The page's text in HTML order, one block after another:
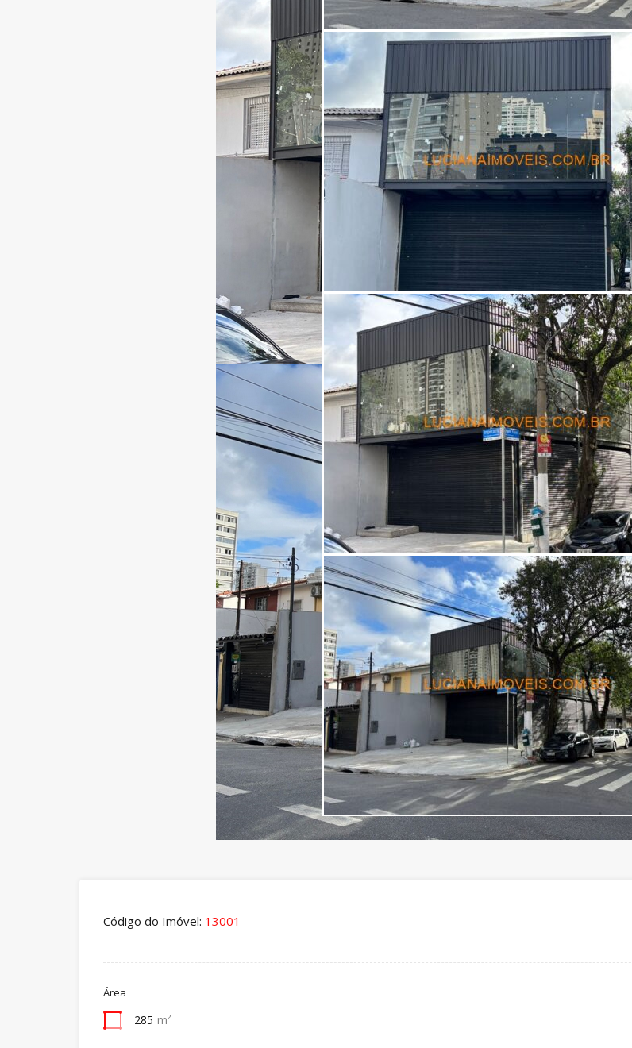
Código do Imóvel: 13001
Área
285 m²